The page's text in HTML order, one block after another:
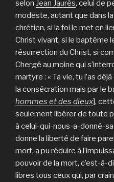
selon Jean Jaurès, celui de
modeste, autant que dans la
chrétien, si la foi le met en
Christ vivant, si le baptême
résurrection du Christ, si
Chergé au moine qui
martyre : « Ta vie, tu l’as
la consécration mais par le
hommes et des dieux],
seulement libérer de toute
à celui-qui-nous-a-donné-
donne la liberté de faire
mort, a pu réduire à
pouvoir de la mort, c’est-à-
libres tous ceux qui, par